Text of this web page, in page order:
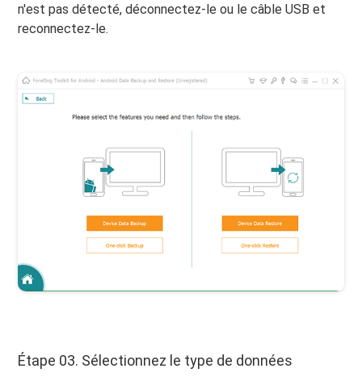
n'est pas détecté, déconnectez-le ou le câble USB et
reconnectez-le.
Étape 03. Sélectionnez le type de données